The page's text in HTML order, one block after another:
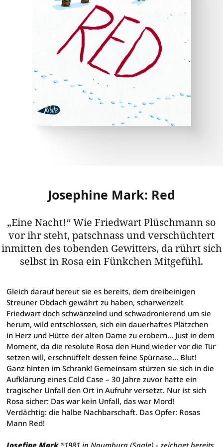
Josephine Mark: Red
„Eine Nacht!“ Wie Friedwart Plüschmann so
vor ihr steht, patschnass und verschüchtert
inmitten des tobenden Gewitters, da rührt sich
selbst in Rosa ein Fünkchen Mitgefühl.
Josephine Mark: Red
Gleich darauf bereut sie es bereits, dem dreibeinigen
Streuner Obdach gewährt zu haben, scharwenzelt
Friedwart doch schwänzelnd und schwadronierend um sie
herum, wild entschlossen, sich ein dauerhaftes Plätzchen
in Herz und Hütte der alten Dame zu erobern… Just in dem
Moment, da die resolute Rosa den Hund wieder vor die Tür
setzen will, erschnüffelt dessen feine Spürnase… Blut!
Ganz hinten im Schrank! Gemeinsam stürzen sie sich in die
Aufklärung eines Cold Case – 30 Jahre zuvor hatte ein
tragischer Unfall den Ort in Aufruhr versetzt. Nur ist sich
Rosa sicher: Das war kein Unfall, das war Mord!
Verdächtig: die halbe Nachbarschaft. Das Opfer: Rosas
Mann Red!